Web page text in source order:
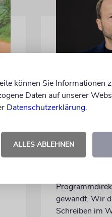
MEINUNG
Wie
Nach dem X-
gewandt. Wir
Schreiben im
können Sie Informationen
Daten auf unserer
Datenschutzerklärung.
ALLES ABLEHNEN